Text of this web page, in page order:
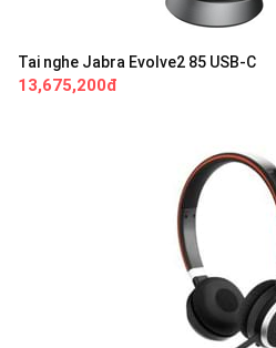
Tai nghe Jabra Evolve2 85 USB-C
13,675,200đ